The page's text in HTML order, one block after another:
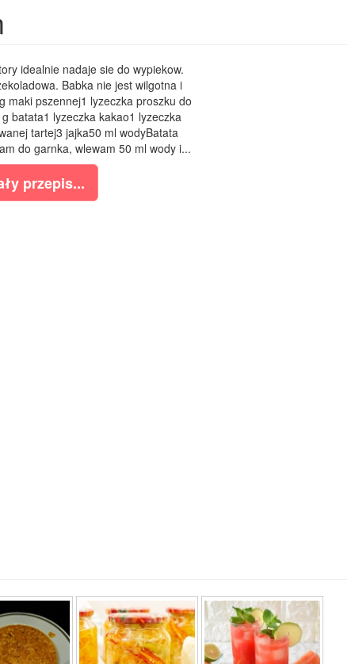
idealnie nadaje sie do wypiekow.
Babka nie jest wilgotna i
maki pszennej1 lyzeczka proszku do
batata1 lyzeczka kakao1 lyzeczka
tartej3 jajka50 ml wodyBatata
do garnka, wlewam 50 ml wody i...
przepis...